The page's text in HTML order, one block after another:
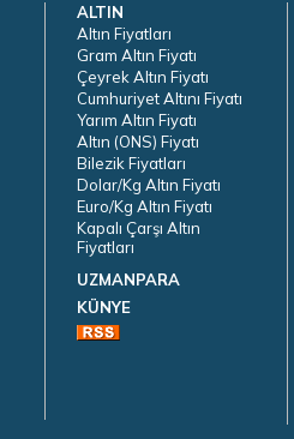
ALTIN
Altın Fiyatları
Gram Altın Fiyatı
Çeyrek Altın Fiyatı
Cumhuriyet Altını Fiyatı
Yarım Altın Fiyatı
Altın (ONS) Fiyatı
Bilezik Fiyatları
Dolar/Kg Altın Fiyatı
Euro/Kg Altın Fiyatı
Kapalı Çarşı Altın
Fiyatları
UZMANPARA
KÜNYE